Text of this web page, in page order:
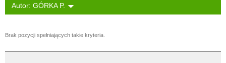
Autor: GÓRKA P.
Brak pozycji spełniających takie kryteria.